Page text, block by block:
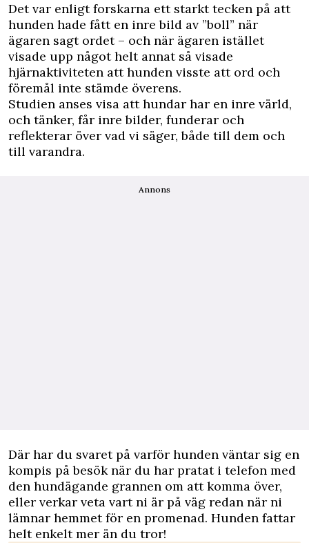
Det var enligt forskarna ett starkt tecken på att
hunden hade fått en inre bild av ”boll” när
ägaren sagt ordet – och när ägaren istället
visade upp något helt annat så visade
hjärnaktiviteten att hunden visste att ord och
föremål inte stämde överens.
Studien anses visa att hundar har en inre värld,
och tänker, får inre bilder, funderar och
reflekterar över vad vi säger, både till dem och
till varandra.
Annons
Där har du svaret på varför hunden väntar sig en
kompis på besök när du har pratat i telefon med
den hundägande grannen om att komma över,
eller verkar veta vart ni är på väg redan när ni
lämnar hemmet för en promenad. Hunden fattar
helt enkelt mer än du tror!